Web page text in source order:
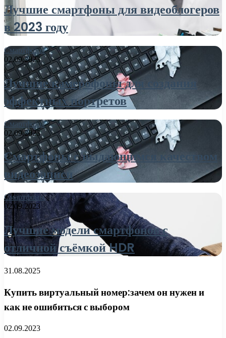
Лучшие смартфоны для видеоблогеров
в 2023 году
Смартфоны
02.09.2023
Лучшие камерофоны для создания
эффектных портретов
Смартфоны
02.09.2023
Смартфоны с выдающимся качеством
видеозаписи
Смартфоны
02.09.2023
Лучшие модели смартфонов с
отличной съёмкой HDR
31.08.2025
Купить виртуальный номер:зачем он нужен и
как не ошибиться с выбором
02.09.2023